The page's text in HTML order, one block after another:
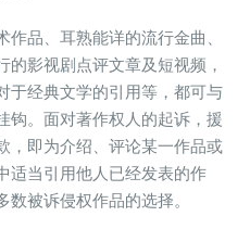
品、耳熟能详的流行金曲、
影视剧点评文章及短视频，
于经典文学的引用等，都可与
钩。面对著作权人的起诉，援
，即为介绍、评论某一作品或
适当引用他人已经发表的作
被诉侵权作品的选择。